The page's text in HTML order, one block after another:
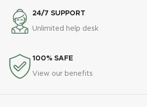
intelligente et sécurisée pour
gérer tous vos appareils
connectés avec une fluidité
24/7 SUPPORT
Unlimited help desk
100% SAFE
View our benefits